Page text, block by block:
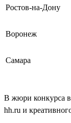
Ростов-на-Дону
Воронеж
Самара
В жюри конкурса
hh.ru и